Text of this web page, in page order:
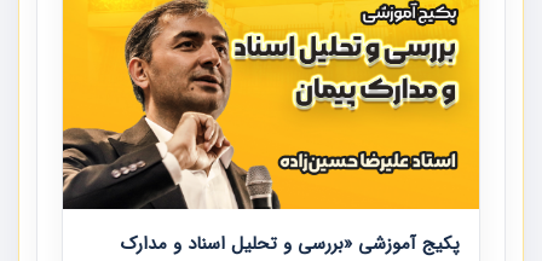
پکیج آموزشی «بررسی و تحلیل اسناد و مدارک